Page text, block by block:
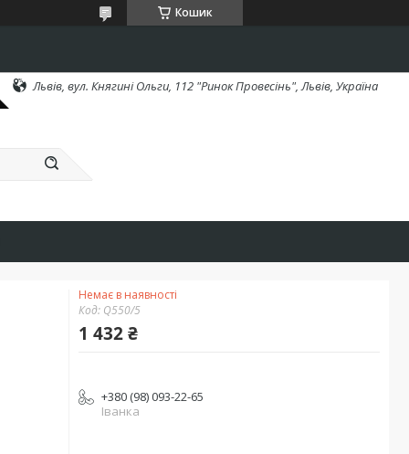
Кошик
Львів, вул. Княгині Ольги, 112 "Ринок Провесінь", Львів, Україна
Немає в наявності
Код: Q550/5
1 432 ₴
+380 (98) 093-22-65
Іванка